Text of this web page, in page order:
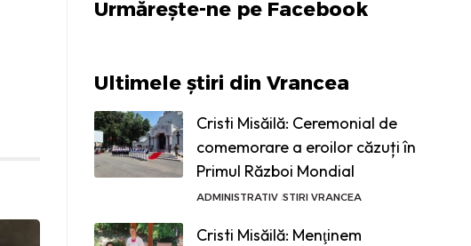
Urmărește-ne pe Facebook
Ultimele știri din Vrancea
Cristi Misăilă: Ceremonial de
comemorare a eroilor căzuți în
Primul Război Mondial
ADMINISTRATIV STIRI VRANCEA
Cristi Misăilă: Menţinem